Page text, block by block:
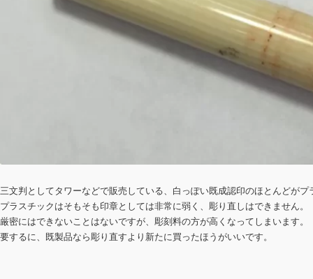
三文判としてタワーなどで販売している、白っぽい既成認印のほとんどがプ
プラスチックはそもそも印章としては非常に弱く、彫り直しはできません。
厳密にはできないことはないですが、彫刻料の方が高くなってしまいます。
要するに、既製品なら彫り直すより新たに買ったほうがいいです。